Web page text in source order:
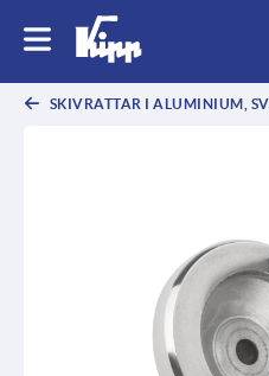
SKIVRATTAR I ALUMINIUM,